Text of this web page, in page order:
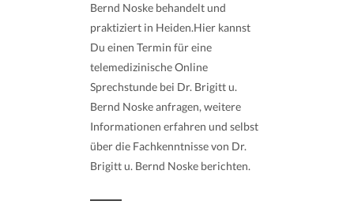
Bernd Noske behandelt und
praktiziert in Heiden.Hier kannst
Du einen Termin für eine
telemedizinische Online
Sprechstunde bei Dr. Brigitt u.
Bernd Noske anfragen, weitere
Informationen erfahren und selbst
über die Fachkenntnisse von Dr.
Brigitt u. Bernd Noske berichten.